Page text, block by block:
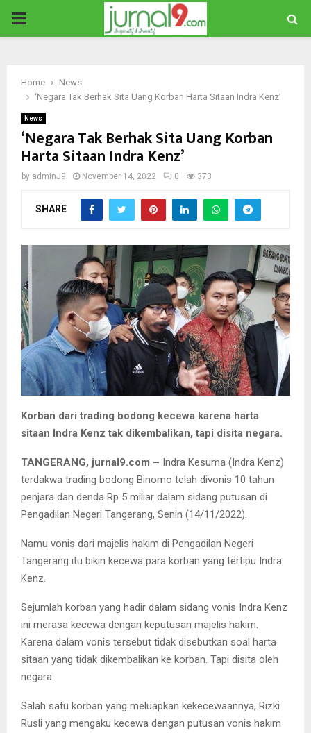
PRIMARY
Home
News
‘Negara Tak Berhak Sita Uang Korban Harta Sitaan Indra Kenz’
News
‘Negara Tak Berhak Sita Uang Korban
Harta Sitaan Indra Kenz’
by adminJ9 November 14, 2022 0 373
SHARE
Korban dari trading bodong kecewa karena harta
sitaan Indra Kenz tak dikembalikan, tapi disita negara.
TANGERANG, jurnal9.com – Indra Kesuma (Indra Kenz)
terdakwa trading bodong Binomo telah divonis 10 tahun
penjara dan denda Rp 5 miliar dalam sidang putusan di
Pengadilan Negeri Tangerang, Senin (14/11/2022).
Namu vonis dari majelis hakim di Pengadilan Negeri
Tangerang itu bikin kecewa para korban yang tertipu Indra
Kenz.
Sejumlah korban yang hadir dalam sidang vonis Indra Kenz
ini merasa kecewa dengan keputusan majelis hakim.
Karena dalam vonis tersebut tidak disebutkan soal harta
sitaan yang tidak dikembalikan ke korban. Tapi disita oleh
negara.
Salah satu korban yang meluapkan kekecewaannya, Rizki
Rusli yang mengaku kecewa dengan putusan vonis hakim